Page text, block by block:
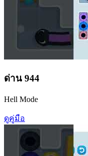
ด่าน 944
Hell Mode
ดูคู่มือ